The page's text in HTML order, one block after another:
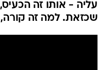
עליה - אותו זה
שכזאת. למה זה